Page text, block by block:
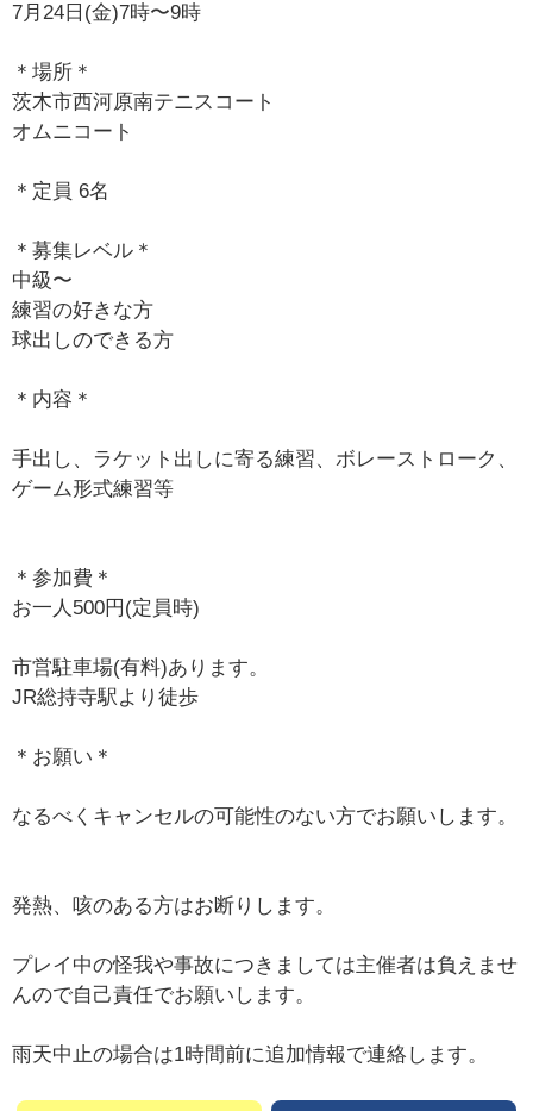
7月24日(金)7時〜9時
＊場所＊
茨木市西河原南テニスコート
オムニコート
＊定員 6名
＊募集レベル＊
中級〜
練習の好きな方
球出しのできる方
＊内容＊
手出し、ラケット出しに寄る練習、ボレーストローク、
ゲーム形式練習等
＊参加費＊
お一人500円(定員時)
市営駐車場(有料)あります。
JR総持寺駅より徒歩
＊お願い＊
なるべくキャンセルの可能性のない方でお願いします。
発熱、咳のある方はお断りします。
プレイ中の怪我や事故につきましては主催者は負えませ
んので自己責任でお願いします。
雨天中止の場合は1時間前に追加情報で連絡します。